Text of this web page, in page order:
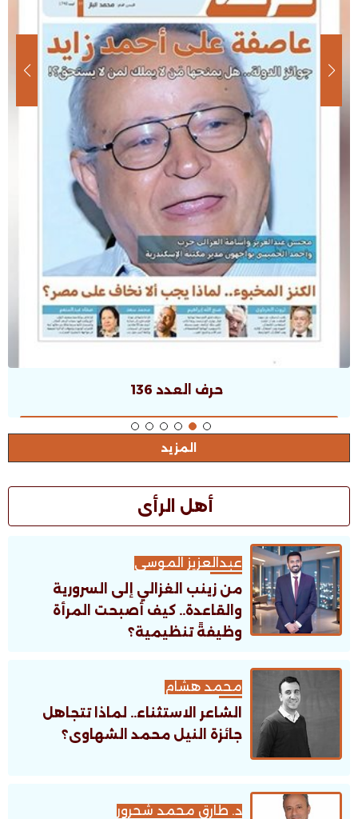
حرف العدد 135
المزيد
أهل الرأى
عبدالعزيز الموسى
من زينب الغزالي إلى السرورية
والقاعدة.. كيف أصبحت المرأة
وظيفةً تنظيمية؟
محمد هشام
الشاعر الاستثناء.. لماذا تتجاهل
جائزة النيل محمد الشهاوى؟
د. طارق محمد شحرور